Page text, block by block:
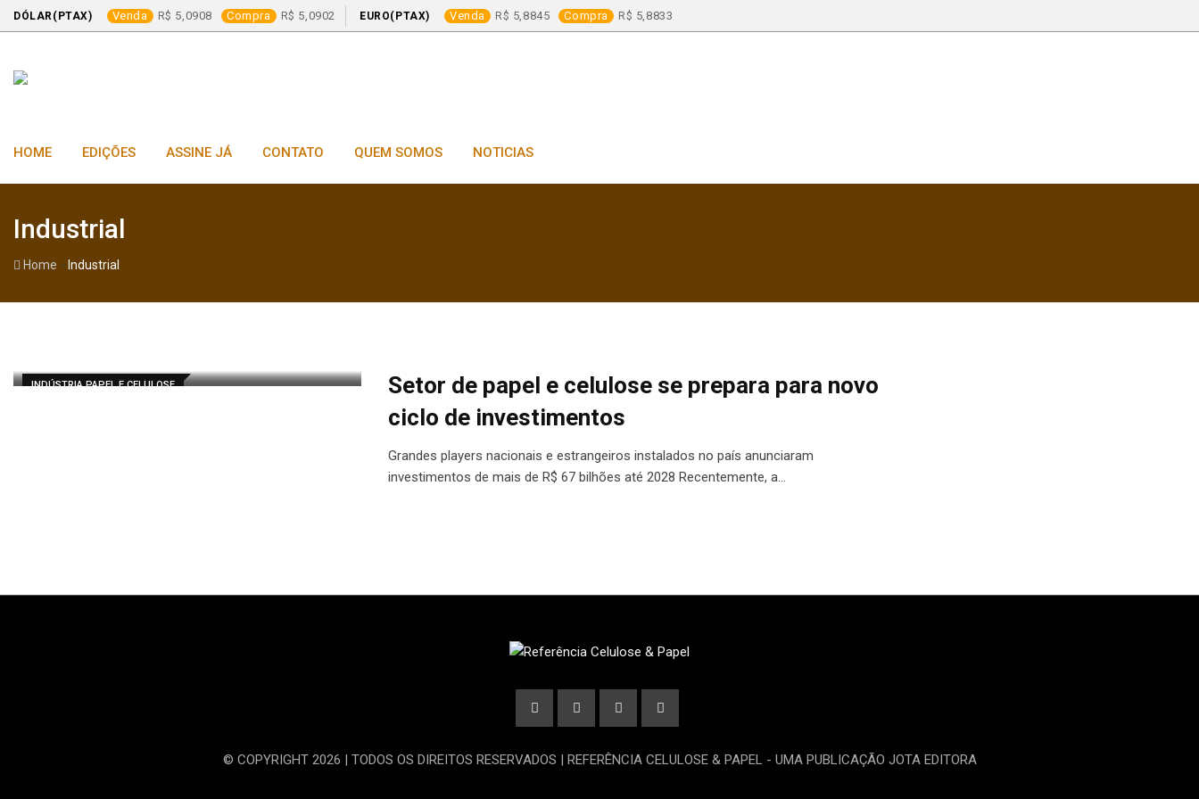
DÓLAR(PTAX) Venda 5,0908 Compra 5,0902 EURO(PTAX) Venda 5,8845 Compra 5,8833
content
HOME EDIÇÕES ASSINE JÁ CONTATO QUEM SOMOS NOTICIAS
Industrial
Home - Industrial
INDÚSTRIA PAPEL E CELULOSE
Setor de papel e celulose se prepara para novo
ciclo de investimentos
Grandes players nacionais e estrangeiros instalados no país anunciaram
investimentos de mais de R$ 67 bilhões até 2028 Recentemente, a…
© COPYRIGHT 2026 | TODOS OS DIREITOS RESERVADOS | REFERÊNCIA CELULOSE & PAPEL - UMA PUBLICAÇÃO JOTA EDITORA